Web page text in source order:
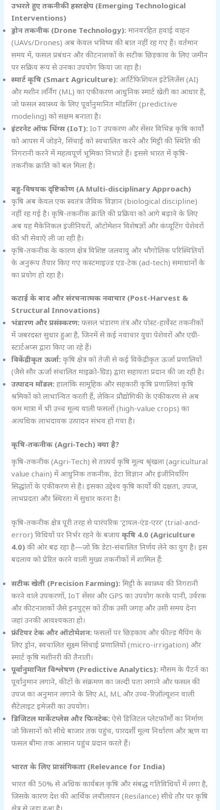
उभरते हुए तकनीकी हस्तक्षेप (Emerging Technological
Interventions)
ड्रोन तकनीक (Drone Technology): मानवरहित हवाई वाहन
(UAVs/Drones) अब केवल भविष्य की बात नहीं रह गए हैं। वर्तमान
समय में, फसल प्रबंधन और कीटनाशकों के सटीक छिड़काव के लिए जमीन
पर सक्रिय रूप से उनका उपयोग किया जा रहा है।
स्मार्ट कृषि (Smart Agriculture): आर्टिफिशियल इंटेलिजेंस (AI)
और मशीन लर्निंग (ML) का एकीकरण आधुनिक स्मार्ट खेती का आधार है,
जो फसल स्वास्थ्य के लिए पूर्वानुमानित मॉडलिंग (predictive
modeling) को सक्षम बनाता है।
इंटरनेट ऑफ थिंग्स (IoT): IoT उपकरण और सेंसर विभिन्न कृषि कार्यों
को आपस में जोड़ने, सिंचाई को स्वचालित करने और मिट्टी की स्थिति की
निगरानी करने में महत्वपूर्ण भूमिका निभाते हैं। इससे भारत में कृषि-
तकनीक क्रांति को बल मिला है।
बहु-विषयक दृष्टिकोण (A Multi-disciplinary Approach)
कृषि अब केवल एक स्वतंत्र जैविक विज्ञान (biological discipline)
नहीं रह गई है। कृषि-तकनीक क्रांति की प्रक्रिया को आगे बढ़ाने के लिए
अब यह मैकेनिकल इंजीनियरों, ऑटोमेशन विशेषज्ञों और कंप्यूटिंग पेशेवरों
की भी सेवाएँ ली जा रही है।
कृषि-तकनीक के कारण क्षेत्र विशिष्ट जलवायु और भौगोलिक परिस्थितियों
के अनुरूप तैयार किए गए कस्टमाइज्ड एड-टेक (ad-tech) समाधानों के
का प्रयोग हो रहा है।
कटाई के बाद और संरचनात्मक नवाचार (Post-Harvest &
Structural Innovations)
भंडारण और प्रसंस्करण: फसल भंडारण तंत्र और पोस्ट-हार्वेस्ट तकनीकों
में जबरदस्त सुधार हुआ है, जिनमें से कई नवाचार युवा पेशेवरों और एग्री-
स्टार्टअप्स द्वारा किए जा रहे हैं।
विकेंद्रीकृत ऊर्जा: कृषि क्षेत्र को तेजी से कई विकेंद्रीकृत ऊर्जा प्रणालियों
(जैसे सौर ऊर्जा संचालित माइक्रो-ग्रिड) द्वारा सहायता प्रदान की जा रही है।
उत्पादन मॉडल: हालांकि सामूहिक और सहकारी कृषि प्रणालियां कृषि
श्रमिकों को लाभान्वित करती हैं, लेकिन प्रौद्योगिकी के एकीकरण से अब
कम मात्रा में भी उच्च मूल्य वाली फसलों (high-value crops) का
अत्यधिक लाभदायक उत्पादन संभव हो गया है।
कृषि-तकनीक (Agri-Tech)क्या है?
कृषि-तकनीक (Agri-Tech) से तात्पर्य कृषि मूल्य श्रृंखला (agricultural
value chain) में आधुनिक तकनीक, डेटा विज्ञान और इंजीनियरिंग
सिद्धांतों के एकीकरण से है। इसका उद्देश्य कृषि कार्यों की दक्षता, उपज,
लाभप्रदता और स्थिरता में सुधार करना है।
कृषि-तकनीक क्षेत्र पूरी तरह से पारंपरिक ‘ट्रायल-एंड-एरर’ (trial-and-
error) विधियों पर निर्भर रहने के बजायकृषि 4.0 (Agriculture
4.0) की ओर बढ़ रहा है—जो कि डेटा-संचालित निर्णय लेने का युग है। इस
बदलाव को प्रेरित करने वाली मुख्य तकनीकों में शामिल हैं:
सटीक खेती (Precision Farming): मिट्टी के स्वास्थ्य की निगरानी
करने वाले उपकरणों, IoT सेंसर और GPS का उपयोग करके पानी, उर्वरक
और कीटनाशकों जैसे इनपुट्स को ठीक उसी जगह और उसी समय देना
जहां उनकी आवश्यकता हो।
फ्रंटियर टेक और ऑटोमेशन: फसलों पर छिड़काव और फील्ड मैपिंग के
लिए ड्रोन, स्वचालित सूक्ष्म सिंचाई प्रणालियों (micro-irrigation) और
स्मार्ट कृषि मशीनरी की तैनाती।
पूर्वानुमानित विश्लेषण (Predictive Analytics): मौसम के पैटर्न का
पूर्वानुमान लगाने, कीटों के संक्रमण का जल्दी पता लगाने और फसल की
उपज का अनुमान लगाने के लिए AI, ML और उच्च-रिज़ॉल्यूशन वाली
सैटेलाइट इमेजरी का उपयोग।
डिजिटल मार्केटप्लेस और फिनटेक: ऐसे डिजिटल प्लेटफॉर्मों का निर्माण
जो किसानों को सीधे बाजार तक पहुंच, पारदर्शी मूल्य निर्धारण और ऋण या
फसल बीमा तक आसान पहुंच प्रदान करते हैं।
भारत के लिए प्रासंगिकता (Relevance for India)
भारत की 50% से अधिक कार्यबल कृषि और संबद्ध गतिविधियों में लगा है,
जिसके कारण देश की आर्थिक लचीलापन (Resilance) सीधे तौर पर कृषि